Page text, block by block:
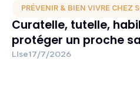
PRÉVENIR & BIEN VIVRE CHEZ
Curatelle, tutelle,
protéger un proche
Lise17/7/2026